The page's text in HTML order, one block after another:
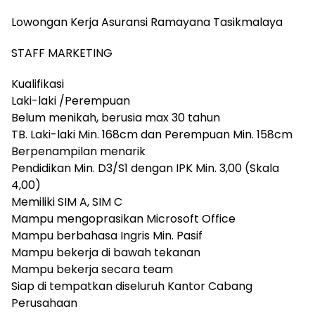
Lowongan Kerja Asuransi Ramayana Tasikmalaya
STAFF MARKETING
Kualifikasi
Laki-laki /Perempuan
Belum menikah, berusia max 30 tahun
TB. Laki-laki Min. 168cm dan Perempuan Min. 158cm
Berpenampilan menarik
Pendidikan Min. D3/S1 dengan IPK Min. 3,00 (Skala
4,00)
Memiliki SIM A, SIM C
Mampu mengoprasikan Microsoft Office
Mampu berbahasa Ingris Min. Pasif
Mampu bekerja di bawah tekanan
Mampu bekerja secara team
Siap di tempatkan diseluruh Kantor Cabang
Perusahaan